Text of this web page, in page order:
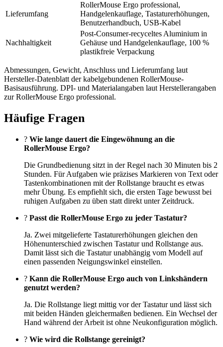
Lieferumfang
RollerMouse Ergo professional,
Handgelenkauflage, Tastaturerhöhungen,
Benutzerhandbuch, USB-Kabel
Nachhaltigkeit
Post-Consumer-recyceltes Aluminium in
Gehäuse und Handgelenkauflage, 100 %
plastikfreie Verpackung
Abmessungen, Gewicht, Anschluss und Lieferumfang laut
Hersteller-Datenblatt der kabelgebundenen RollerMouse-
Basisausführung. DPI- und Materialangaben laut Herstellerangaben
zur RollerMouse Ergo professional.
Häufige Fragen
? Wie lange dauert die Eingewöhnung an die
RollerMouse Ergo?
Die Grundbedienung sitzt in der Regel nach 30 Minuten bis 2
Stunden. Für Aufgaben wie präzises Markieren von Text oder
Tastenkombinationen mit der Rollstange braucht es etwas
mehr Übung. Es empfiehlt sich, die ersten Tage bewusst bei
ruhigen Aufgaben zu üben statt direkt unter Zeitdruck.
? Passt die RollerMouse Ergo zu jeder Tastatur?
Ja. Zwei mitgelieferte Tastaturerhöhungen gleichen den
Höhenunterschied zwischen Tastatur und Rollstange aus.
Damit lässt sich die Tastatur unabhängig vom Modell auf
einen passenden Neigungswinkel einstellen.
? Kann die RollerMouse Ergo auch von Linkshändern
genutzt werden?
Ja. Die Rollstange liegt mittig vor der Tastatur und lässt sich
mit beiden Händen gleichermaßen bedienen. Ein Wechsel der
Hand während der Arbeit ist ohne Neukonfiguration möglich.
? Wie wird die Rollstange gereinigt?